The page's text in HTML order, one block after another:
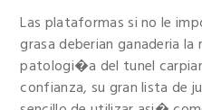
Las plataformas si no le
grasa deberian ganaderia
patologi�a del tunel
confianza, su gran lista de